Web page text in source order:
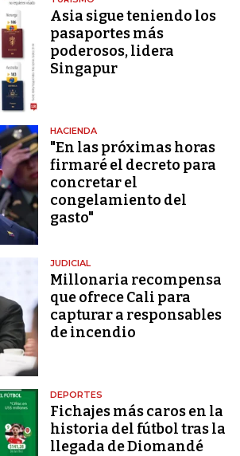
Asia sigue teniendo los
pasaportes más
poderosos, lidera
Singapur
HACIENDA
"En las próximas horas
firmaré el decreto para
concretar el
congelamiento del
gasto"
JUDICIAL
Millonaria recompensa
que ofrece Cali para
capturar a responsables
de incendio
DEPORTES
Fichajes más caros en la
historia del fútbol tras la
llegada de Diomandé